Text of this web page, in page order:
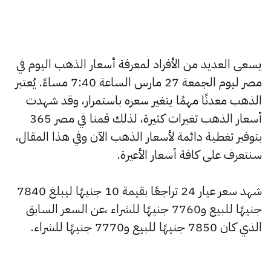
يسعى العديد من الأفراد لمعرفة أسعار الذهب اليوم في
مصر ليوم الجمعة 27 مارس الساعة 7:40 مساءً. يُعتبر
الذهب معدنًا مهمًا يتغير سعره باستمرار، وقد شهدت
أسعار الذهب تغيرات كثيرة، لذلك قمنا في مصر 365
بتوفير تغطية دائمة لأسعار الذهب الآن وفي هذا المقال،
سنتعرف على كافة أسعار الأعيرة.
شهد سعر عيار 24 تراجعًا بقيمة 10 جنيهًا ليبلغ 7840
جنيهًا للبيع و7760 جنيهًا للشراء ،عن السعر السابق
الذي كان 7850 جنيهًا للبيع و7770 جنيهًا للشراء.